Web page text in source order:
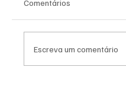
Comentários
Escreva um comentário